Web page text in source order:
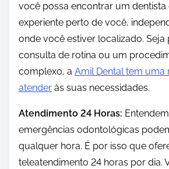
você possa encontrar um
experiente perto de você,
onde você estiver localizado. Seja
consulta de rotina ou um
complexo, a Amil Dental tem uma
atender às suas necessidades.
Atendimento 24 Horas:
emergências odontológicas
qualquer hora. É por isso que
teleatendimento 24 horas por dia.